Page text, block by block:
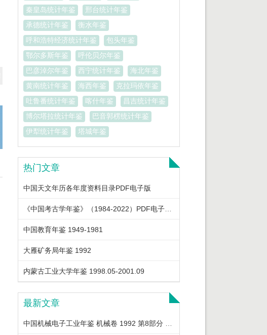
秦皇岛统计年鉴
邢台统计年鉴
承德统计年鉴
衡水年鉴
呼和浩特经济统计年鉴
包头年鉴
鄂尔多斯年鉴
呼伦贝尔年鉴
巴彦淖尔年鉴
西宁统计年鉴
海北年鉴
黄南统计年鉴
海西年鉴
克拉玛依年鉴
吐鲁番统计年鉴
喀什年鉴
昌吉统计年鉴
博尔塔拉统计年鉴
巴音郭楞统计年鉴
伊犁统计年鉴
塔城年鉴
热门文章
中国天文年历各年度资料目录PDF电子版
《中国考古学年鉴》（1984-2022）PDF电子版下载
中国教育年鉴 1949-1981
大雁矿务局年鉴 1992
内蒙古工业大学年鉴 1998.05-2001.09
最新文章
中国机械电子工业年鉴 机械卷 1992 第8部分 机械工业重要经济政策法规